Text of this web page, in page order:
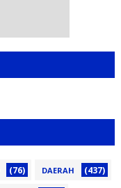
(76) DAERAH (437)